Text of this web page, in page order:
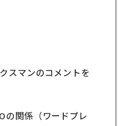
スマンのコメントを
の関係（ワードプレ